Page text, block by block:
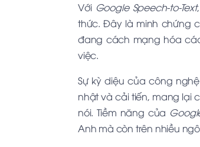
Với Google Speech-to-Text
thức. Đây là minh chứng
đang cách mạng hóa
việc.
Sự kỳ diệu của công
nhật và cải tiến, mang lại
nói. Tiềm năng của
Anh mà còn trên nhiều